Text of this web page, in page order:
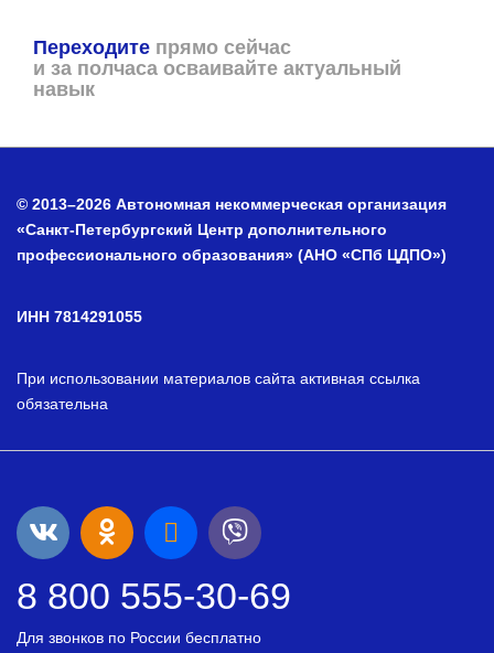
Переходите прямо сейчас
и за полчаса осваивайте актуальный
навык
© 2013–2026 Автономная некоммерческая организация
«Санкт-Петербургский Центр дополнительного
профессионального образования» (АНО «СПб ЦДПО»)
ИНН 7814291055
При использовании материалов сайта активная ссылка
обязательна
8 800 555-30-69
Для звонков по России бесплатно